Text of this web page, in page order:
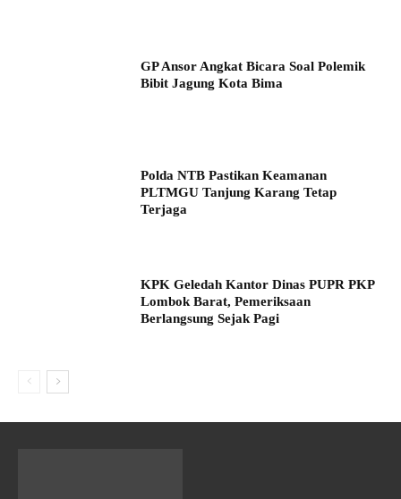
GP Ansor Angkat Bicara Soal Polemik
Bibit Jagung Kota Bima
Polda NTB Pastikan Keamanan
PLTMGU Tanjung Karang Tetap
Terjaga
KPK Geledah Kantor Dinas PUPR PKP
Lombok Barat, Pemeriksaan
Berlangsung Sejak Pagi